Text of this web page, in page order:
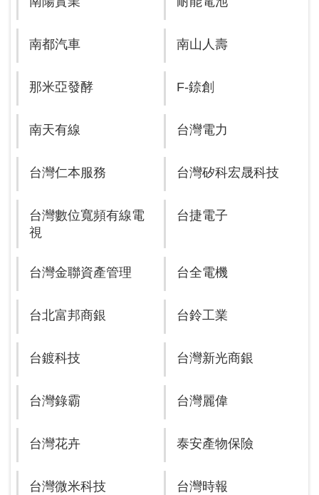
南都汽車 南山人壽
那米亞發酵 F-錼創
南天有線 台灣電力
台灣仁本服務 台灣矽科宏晟科技
台灣數位寬頻有線電
視
台捷電子
台灣金聯資產管理 台全電機
台北富邦商銀 台鈴工業
台鍍科技 台灣新光商銀
台灣錄霸 台灣麗偉
台灣花卉 泰安產物保險
台灣微米科技 台灣時報